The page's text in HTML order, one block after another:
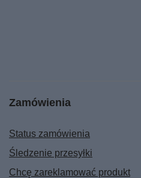
Zamówienia
Status zamówienia
Śledzenie przesyłki
Chcę zareklamować produkt